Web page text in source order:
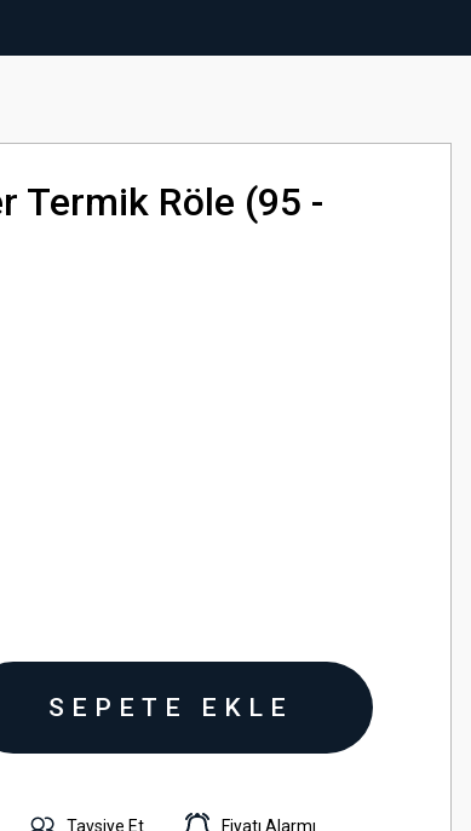
Termik Röle (95 -
SEPETE EKLE
Tavsiye Et Fiyatı Alarmı